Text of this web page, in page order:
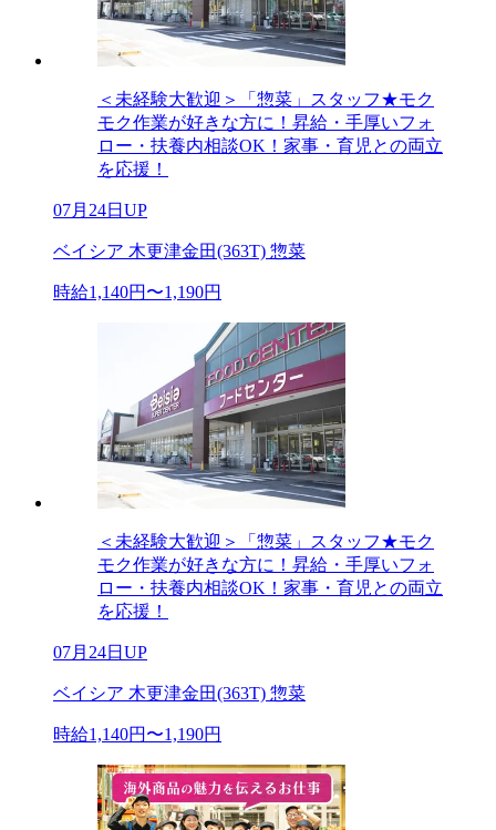
＜未経験大歓迎＞「惣菜」スタッフ★モク
モク作業が好きな方に！昇給・手厚いフォ
ロー・扶養内相談OK！家事・育児との両立
を応援！
07月24日UP
ベイシア 木更津金田(363T) 惣菜
時給1,140円〜1,190円
＜未経験大歓迎＞「惣菜」スタッフ★モク
モク作業が好きな方に！昇給・手厚いフォ
ロー・扶養内相談OK！家事・育児との両立
を応援！
07月24日UP
ベイシア 木更津金田(363T) 惣菜
時給1,140円〜1,190円